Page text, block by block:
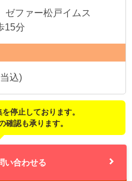
ファー松戸イムス
15分
込)
停止しております。
確認も承ります。
い合わせる